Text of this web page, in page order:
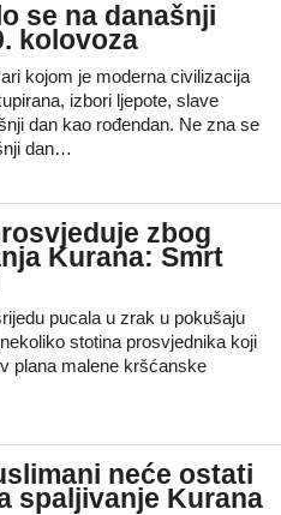
se na današnji
kolovoza
kojom je moderna civilizacija
izbori ljepote, slave
dan kao rođendan. Ne zna se
dan…
zbog
Kurana: Smrt
pucala u zrak u pokušaju
stotina prosvjednika koji
plana malene kršćanske
neće ostati
spaljivanje Kurana